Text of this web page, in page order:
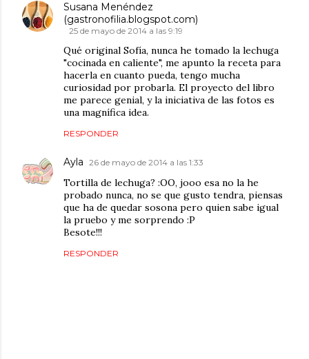
Susana Menéndez
(gastronofilia.blogspot.com)
25 de mayo de 2014 a las 9:19
Qué original Sofía, nunca he tomado la lechuga
"cocinada en caliente", me apunto la receta para
hacerla en cuanto pueda, tengo mucha
curiosidad por probarla. El proyecto del libro
me parece genial, y la iniciativa de las fotos es
una magnífica idea.
RESPONDER
Ayla 26 de mayo de 2014 a las 1:33
Tortilla de lechuga? :OO, jooo esa no la he
probado nunca, no se que gusto tendra, piensas
que ha de quedar sosona pero quien sabe igual
la pruebo y me sorprendo :P
Besote!!!
RESPONDER